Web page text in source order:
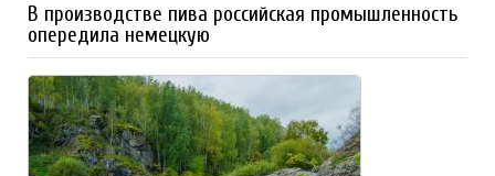
В производстве пива российская промышленность
опередила немецкую